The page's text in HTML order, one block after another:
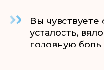
Вы чувствуете
усталость,
головную боль